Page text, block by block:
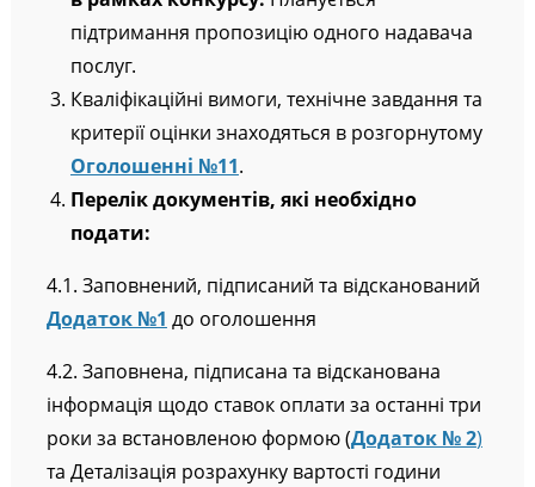
підтримання пропозицію одного надавача
послуг.
Кваліфікаційні вимоги, технічне завдання та
критерії оцінки знаходяться в розгорнутому
Оголошенні №11.
Перелік документів, які необхідно
подати:
4.1. Заповнений, підписаний та відсканований
Додаток №1 до оголошення
4.2. Заповнена, підписана та відсканована
інформація щодо ставок оплати за останні три
роки за встановленою формою (Додаток № 2)
та Деталізація розрахунку вартості години